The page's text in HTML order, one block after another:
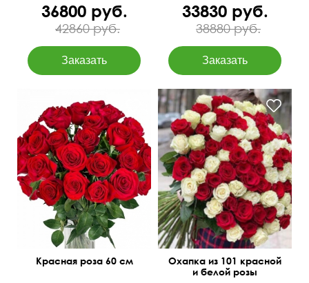
36800 руб.
42860 руб.
33830 руб.
38880 руб.
Красная роза 60 см
Охапка из 101 красной
и белой розы